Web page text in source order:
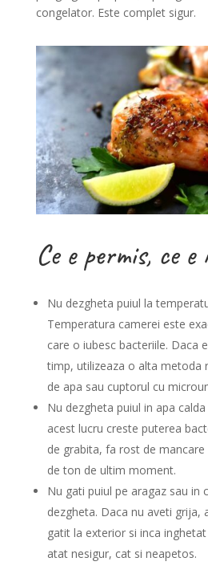
congelator. Este complet sigur.
Ce e permis, ce
Nu dezgheta puiul la
Temperatura camerei este
care o iubesc bacteriile. Daca
timp, utilizeaza o alta metoda
de apa sau cuptorul cu
Nu dezgheta puiul in apa
acest lucru creste puterea
de grabita, fa rost de
de ton de ultim moment.
Nu gati puiul pe aragaz sau in
dezgheta. Daca nu aveti grija,
gatit la exterior si inca
atat nesigur, cat si neapetos.